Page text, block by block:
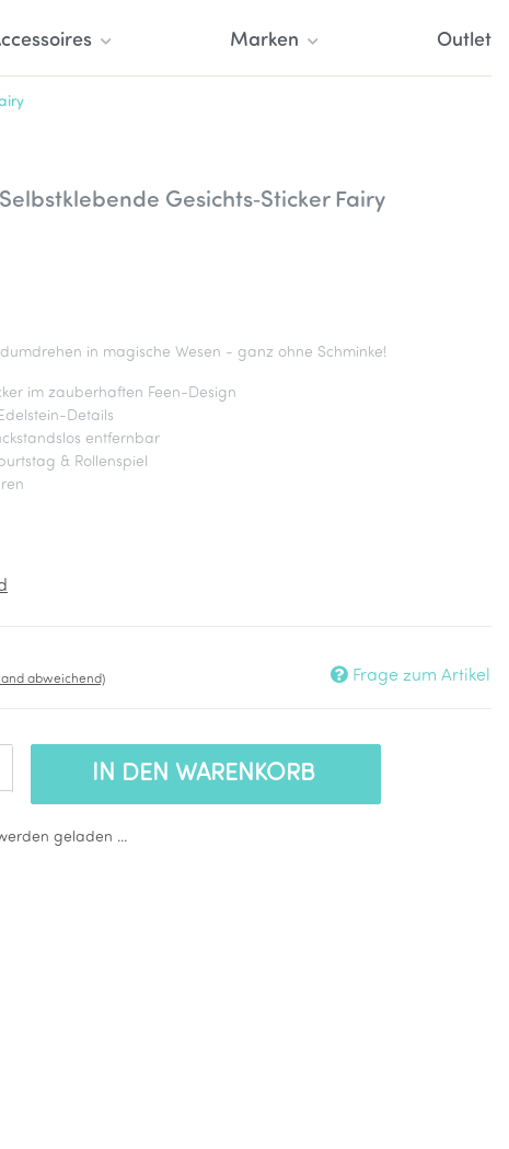
Marken Outlet
Gesichts‑Sticker Fairy
in magische Wesen - ganz ohne Schminke!
im zauberhaften Feen-Design
Details
entfernbar
& Rollenspiel
abweichend) Frage zum Artikel
IN DEN WARENKORB
geladen ...